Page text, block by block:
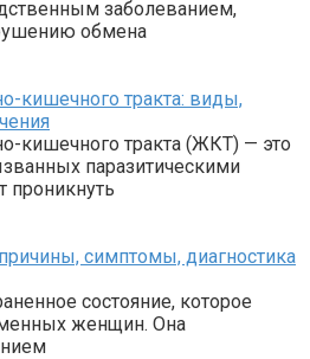
заболеванием,
обмена
кишечного тракта: виды,
кишечного тракта (ЖКТ) — это
паразитическими
проникнуть
симптомы, диагностика
состояние, которое
женщин. Она